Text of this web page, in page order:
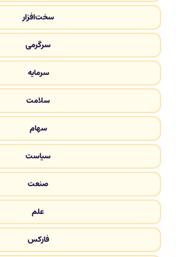
سخت‌افزار
سرگرمی
سرمایه
سلامت
سهام
سیاست
صنعت
علم
فارکس